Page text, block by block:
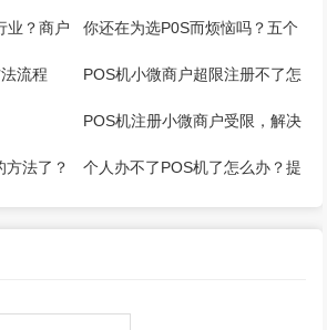
业？商户
你还在为选P0S而烦恼吗？五个
建议帮你解决！
流程
POS机小微商户超限注册不了怎
么办？
POS机注册小微商户受限，解决
办法介绍
方法了？
个人办不了POS机了怎么办？提